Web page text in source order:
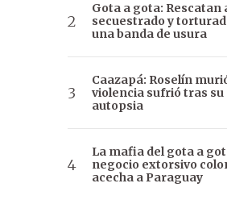
Gota a gota: Rescatan
secuestrado y
una banda de usura
Caazapá: Roselín
violencia sufrió tras su
autopsia
La mafia del gota a
negocio extorsivo
acecha a Paraguay